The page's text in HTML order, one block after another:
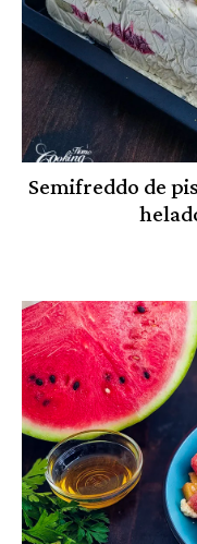
Semifreddo de